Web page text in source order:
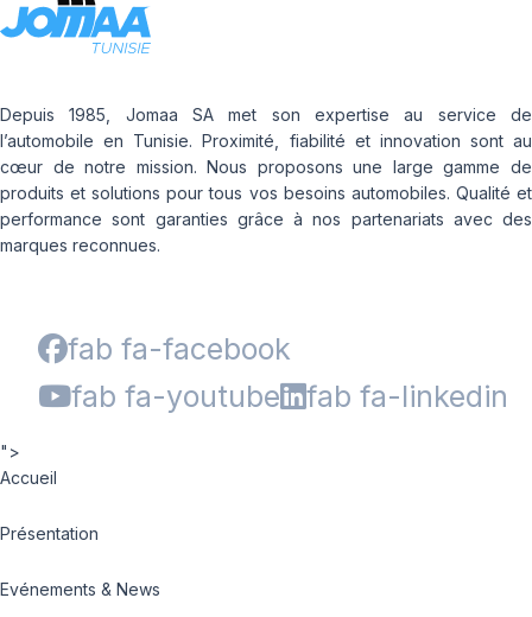
Depuis 1985, Jomaa SA met son expertise au service de
l’automobile en Tunisie. Proximité, fiabilité et innovation sont au
cœur de notre mission. Nous proposons une large gamme de
produits et solutions pour tous vos besoins automobiles. Qualité et
performance sont garanties grâce à nos partenariats avec des
marques reconnues.
fab fa-facebook
fab fa-youtube
fab fa-linkedin
">
Accueil
Présentation
Evénements & News